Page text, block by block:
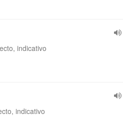
indicativo
indicativo